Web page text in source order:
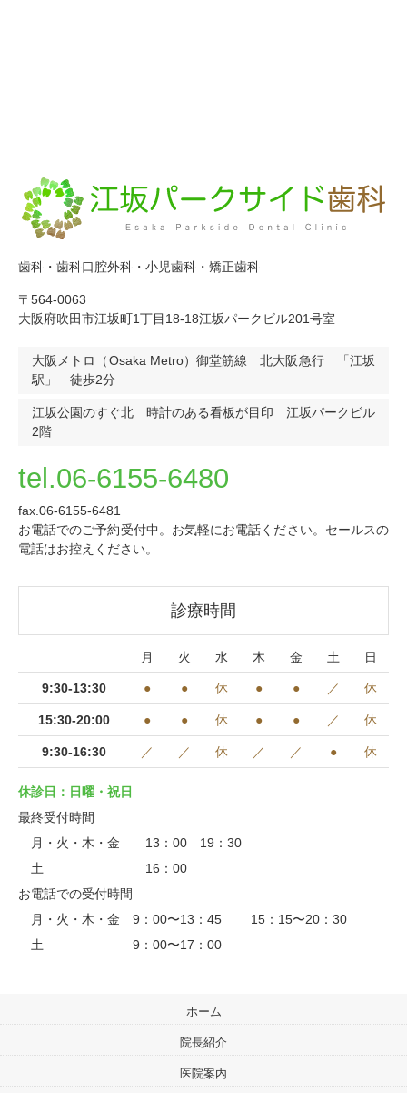
歯科・歯科口腔外科・小児歯科・矯正歯科
〒564-0063
大阪府吹田市江坂町1丁目18-18江坂パークビル201号室
大阪メトロ（Osaka Metro）御堂筋線 北大阪急行 「江坂
駅」 徒歩2分
江坂公園のすぐ北 時計のある看板が目印 江坂パークビル
2階
tel.06-6155-6480
fax.06-6155-6481
お電話でのご予約受付中。お気軽にお電話ください。セールスの
電話はお控えください。
診療時間
月 火 水 木 金 土 日
9:30-13:30 ● ● 休 ● ● ／ 休
15:30-20:00 ● ● 休 ● ● ／ 休
9:30-16:30 ／ ／ 休 ／ ／ ● 休
休診日：日曜・祝日
最終受付時間
月・火・木・金 13：00 19：30
土 16：00
お電話での受付時間
月・火・木・金 9：00〜13：45 15：15〜20：30
土 9：00〜17：00
ホーム
院長紹介
医院案内